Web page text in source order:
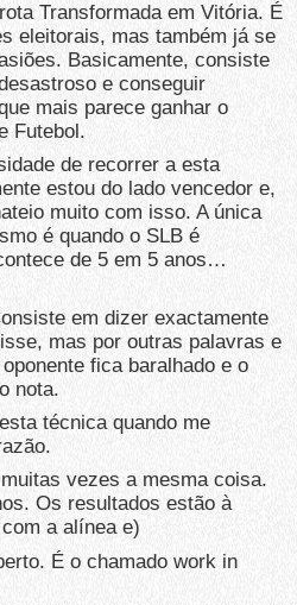
Transformada em Vitória. É
eleitorais, mas também já se
Basicamente, consiste
e conseguir
mais parece ganhar o
Futebol.
de recorrer a esta
estou do lado vencedor e,
muito com isso. A única
é quando o SLB é
de 5 em 5 anos…
em dizer exactamente
mas por outras palavras e
fica baralhado e o
nota.
técnica quando me
vezes a mesma coisa.
Os resultados estão à
a alínea e)
É o chamado work in